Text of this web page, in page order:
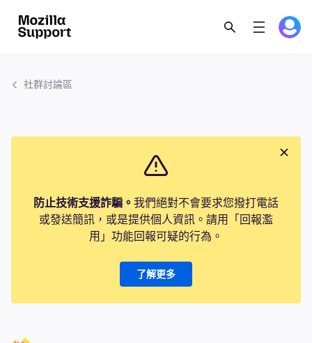
社群討論區
防止技術支援詐騙。 我們絕對不會要求您撥打電話
或發送簡訊，或是提供個人資訊。請用「回報濫
用」功能回報可疑的行為。
了解更多